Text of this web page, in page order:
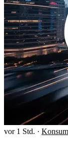
vor 1 Std. ·